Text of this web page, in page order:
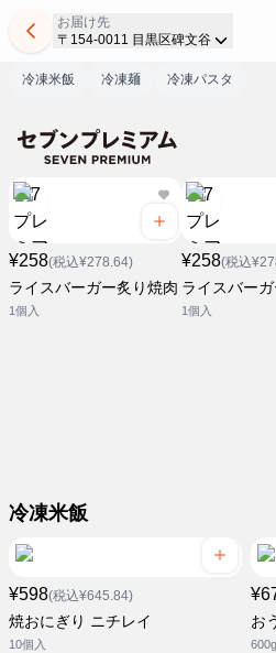
お届け先
〒154-0011 目黒区碑文谷
冷凍米飯 冷凍麺 冷凍パスタ
¥258(税込¥278.64)
ライスバーガー炙り焼肉
1個入
¥258(税込
ライスバー
1個入
冷凍米飯
¥598(税込¥645.84)
焼おにぎり ニチレイ
10個入
お
600g